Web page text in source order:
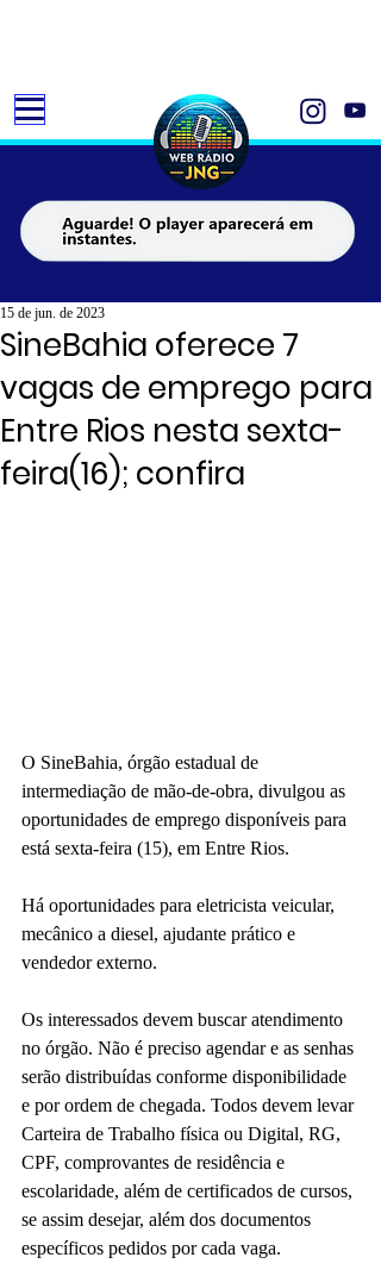
SineBahia oferece 7
vagas de emprego para
Entre Rios nesta sexta-
feira(16); confira
15 de jun. de 2023
O SineBahia, órgão estadual de
intermediação de mão-de-obra, divulgou as
oportunidades de emprego disponíveis para
está sexta-feira (15), em Entre Rios.
Há oportunidades para eletricista veicular,
mecânico a diesel, ajudante prático e
vendedor externo.
Os interessados devem buscar atendimento
no órgão. Não é preciso agendar e as senhas
serão distribuídas conforme disponibilidade
e por ordem de chegada. Todos devem levar
Carteira de Trabalho física ou Digital, RG,
CPF, comprovantes de residência e
escolaridade, além de certificados de cursos,
se assim desejar, além dos documentos
específicos pedidos por cada vaga.